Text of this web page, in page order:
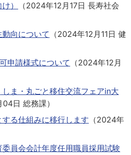
）
（2024年12月17日 長寿社会
向について （2024年12月11日 健
申請様式について （2024年12月
しま・丸ごと移住交流フェアin大
04日 総務課）
る仕組みに移行します （2024年
員会会計年度任用職員採用試験